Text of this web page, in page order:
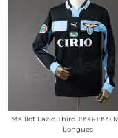
Maillot Lazio Third 1998-1999
Longues